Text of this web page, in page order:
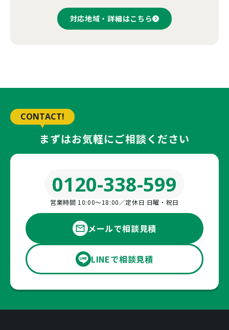
対応地域・詳細はこちら
CONTACT!
まずはお気軽にご相談ください
0120-338-599
営業時間 10:00〜18:00／定休日 日曜・祝日
メールで相談見積
LINEで相談見積